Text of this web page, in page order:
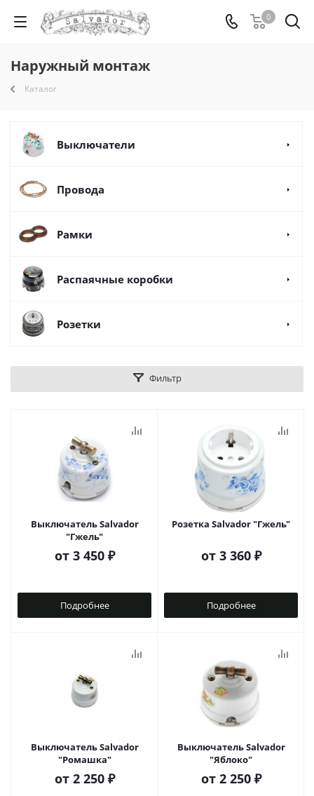
0
Наружный монтаж
Каталог
Выключатели
Провода
Рамки
Распаячные коробки
Розетки
Фильтр
Выключатель Salvador
"Гжель"
от 3 450 ₽
Подробнее
Розетка Salvador "Гжель"
от 3 360 ₽
Подробнее
Выключатель Salvador
"Ромашка"
от 2 250 ₽
Выключатель Salvador
"Яблоко"
от 2 250 ₽